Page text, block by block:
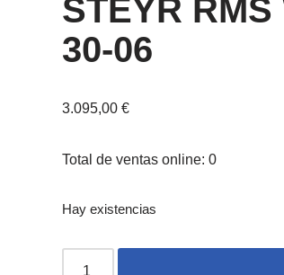
STEYR
30-06
3.095,00 €
Total de ventas online: 0
Hay existencias